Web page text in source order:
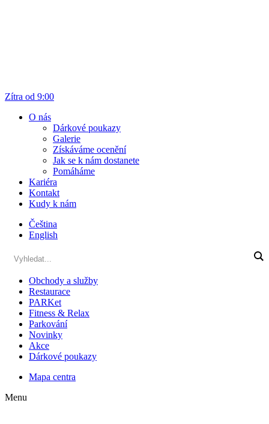
Zítra od 9:00
O nás
Dárkové poukazy
Galerie
Získáváme ocenění
Jak se k nám dostanete
Pomáháme
Kariéra
Kontakt
Kudy k nám
Čeština
English
Obchody a služby
Restaurace
PARKet
Fitness & Relax
Parkování
Novinky
Akce
Dárkové poukazy
Mapa centra
Menu